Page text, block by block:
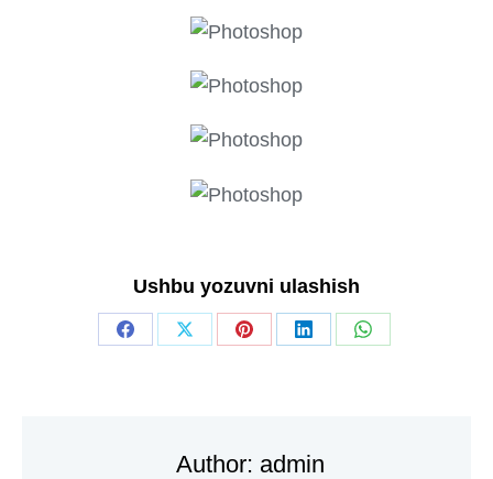
Ushbu yozuvni ulashish
Author: admin